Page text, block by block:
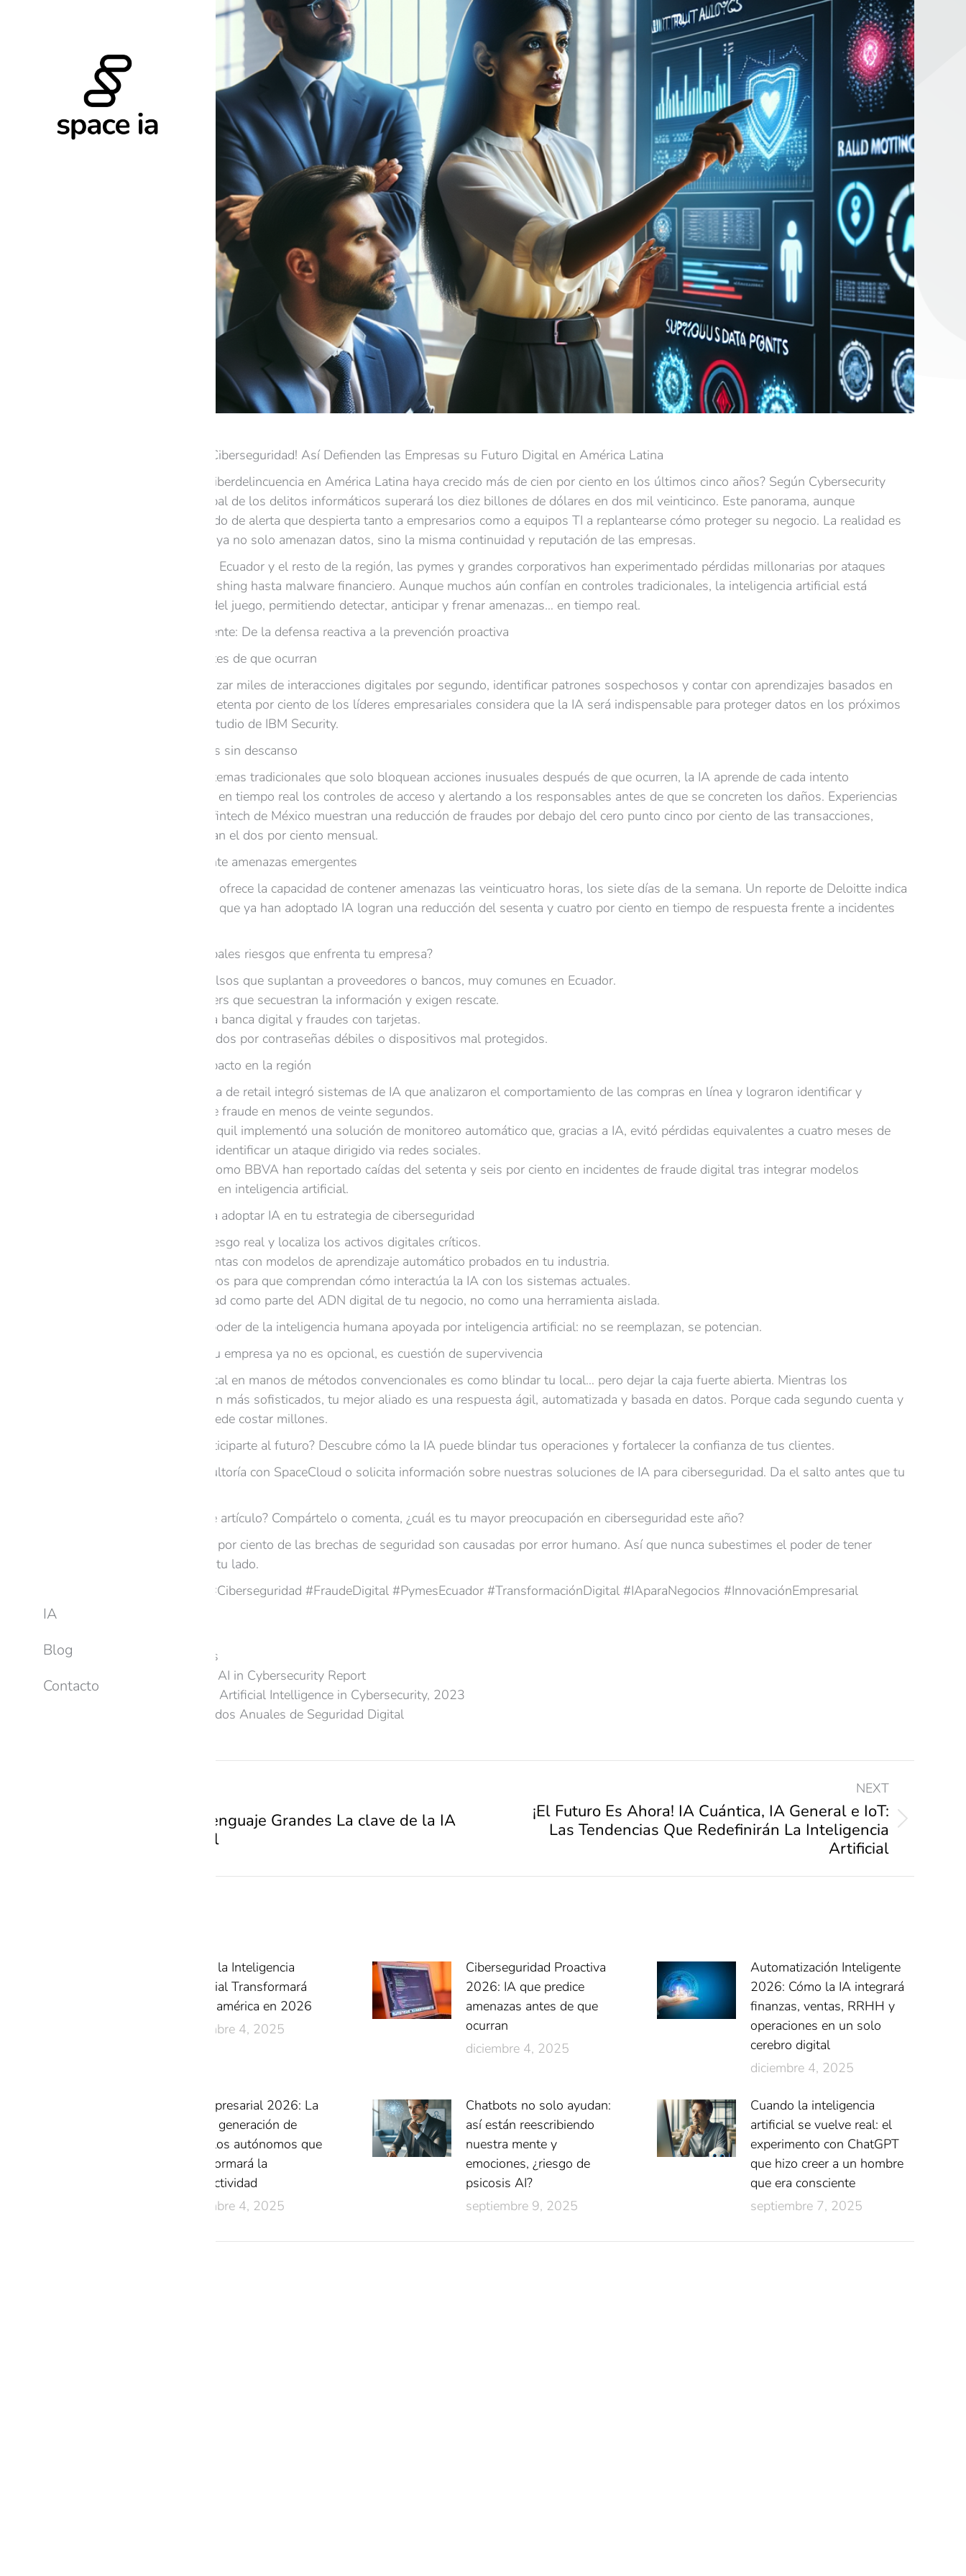
¡La IA Revoluciona la Ciberseguridad! Así Defienden las Empresas su Futuro Digital en América Latina
¿Te sorprende que la ciberdelincuencia en América Latina haya crecido más de cien por ciento en los últimos cinco años? Según Cybersecurity
Ventures, el costo global de los delitos informáticos superará los diez billones de dólares en dos mil veinticinco. Este panorama, aunque
desafiante, es el llamado de alerta que despierta tanto a empresarios como a equipos TI a replantearse cómo proteger su negocio. La realidad es
clara: los ciberataques ya no solo amenazan datos, sino la misma continuidad y reputación de las empresas.
¿Y el fraude digital? En Ecuador y el resto de la región, las pymes y grandes corporativos han experimentado pérdidas millonarias por ataques
sofisticados, desde phishing hasta malware financiero. Aunque muchos aún confían en controles tradicionales, la inteligencia artificial está
cambiando las reglas del juego, permitiendo detectar, anticipar y frenar amenazas… en tiempo real.
Ciberseguridad inteligente: De la defensa reactiva a la prevención proactiva
Detener ataques antes de que ocurran
La IA es capaz de analizar miles de interacciones digitales por segundo, identificar patrones sospechosos y contar con aprendizajes basados en
incidentes previos. El setenta por ciento de los líderes empresariales considera que la IA será indispensable para proteger datos en los próximos
tres años, según un estudio de IBM Security.
Detección de fraudes sin descanso
A diferencia de los sistemas tradicionales que solo bloquean acciones inusuales después de que ocurren, la IA aprende de cada intento
fraudulento, ajustando en tiempo real los controles de acceso y alertando a los responsables antes de que se concreten los daños. Experiencias
de bancos en Brasil y fintech de México muestran una reducción de fraudes por debajo del cero punto cinco por ciento de las transacciones,
cuando antes superaban el dos por ciento mensual.
Respuesta rápida ante amenazas emergentes
La inteligencia artificial ofrece la capacidad de contener amenazas las veinticuatro horas, los siete días de la semana. Un reporte de Deloitte indica
que las organizaciones que ya han adoptado IA logran una reducción del sesenta y cuatro por ciento en tiempo de respuesta frente a incidentes
¿Cuáles son los principales riesgos que enfrenta tu empresa?
Phishing: Correos falsos que suplantan a proveedores o bancos, muy comunes en Ecuador.
Ransomware: Hackers que secuestran la información y exigen rescate.
Malware orientado a banca digital y fraudes con tarjetas.
Accesos no autorizados por contraseñas débiles o dispositivos mal protegidos.
Historias reales de impacto en la región
En Quito, una cadena de retail integró sistemas de IA que analizaron el comportamiento de las compras en línea y lograron identificar y
bloquear intentos de fraude en menos de veinte segundos.
Una pyme de Guayaquil implementó una solución de monitoreo automático que, gracias a IA, evitó pérdidas equivalentes a cuatro meses de
facturación anual al identificar un ataque dirigido via redes sociales.
En México, bancos como BBVA han reportado caídas del setenta y seis por ciento en incidentes de fraude digital tras integrar modelos
predictivos basados en inteligencia artificial.
Recomendaciones para adoptar IA en tu estrategia de ciberseguridad
Evalúa tu nivel de riesgo real y localiza los activos digitales críticos.
Selecciona herramientas con modelos de aprendizaje automático probados en tu industria.
Capacita a tus equipos para que comprendan cómo interactúa la IA con los sistemas actuales.
Integra ciberseguridad como parte del ADN digital de tu negocio, no como una herramienta aislada.
Nunca subestimes el poder de la inteligencia humana apoyada por inteligencia artificial: no se reemplazan, se potencian.
El giro final: proteger tu empresa ya no es opcional, es cuestión de supervivencia
Dejar la seguridad digital en manos de métodos convencionales es como blindar tu local… pero dejar la caja fuerte abierta. Mientras los
ciberataques se vuelven más sofisticados, tu mejor aliado es una respuesta ágil, automatizada y basada en datos. Porque cada segundo cuenta y
un simple descuido puede costar millones.
¿Quieres prevenir y anticiparte al futuro? Descubre cómo la IA puede blindar tus operaciones y fortalecer la confianza de tus clientes.
Agenda hoy una consultoría con SpaceCloud o solicita información sobre nuestras soluciones de IA para ciberseguridad. Da el salto antes que tu
¿Te resultó útil este artículo? Compártelo o comenta, ¿cuál es tu mayor preocupación en ciberseguridad este año?
P.S. El noventa y cinco por ciento de las brechas de seguridad son causadas por error humano. Así que nunca subestimes el poder de tener
aliados tecnológicos a tu lado.
#InteligenciaArtificial #Ciberseguridad #FraudeDigital #PymesEcuador #TransformaciónDigital #IAparaNegocios #InnovaciónEmpresarial
Cybersecurity Ventures
IBM Security Future of AI in Cybersecurity Report
Deloitte: The Future of Artificial Intelligence in Cybersecurity, 2023
BBVA México, Resultados Anuales de Seguridad Digital
Modelos de Lenguaje Grandes La clave de la IA
conversacional
NEXT
¡El Futuro Es Ahora! IA Cuántica, IA General e IoT:
Las Tendencias Que Redefinirán La Inteligencia
Artificial
Cómo la Inteligencia
Artificial Transformará
Latinoamérica en 2026
diciembre 4, 2025
Ciberseguridad Proactiva
2026: IA que predice
amenazas antes de que
ocurran
diciembre 4, 2025
Automatización Inteligente
2026: Cómo la IA integrará
finanzas, ventas, RRHH y
operaciones en un solo
cerebro digital
diciembre 4, 2025
IA Empresarial 2026: La
nueva generación de
modelos autónomos que
transformará la
productividad
diciembre 4, 2025
Chatbots no solo ayudan:
así están reescribiendo
nuestra mente y
emociones, ¿riesgo de
psicosis AI?
septiembre 9, 2025
Cuando la inteligencia
artificial se vuelve real: el
experimento con ChatGPT
que hizo creer a un hombre
que era consciente
septiembre 7, 2025
IA
Blog
Contacto